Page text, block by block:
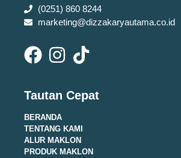
(0251) 860 8244
marketing@dizzakaryautama.co.id
Tautan Cepat
BERANDA
TENTANG KAMI
ALUR MAKLON
PRODUK MAKLON